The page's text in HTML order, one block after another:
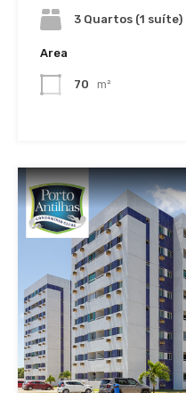
3 Quartos (1 suíte)
Area
70 m²